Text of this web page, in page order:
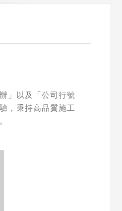
」以及「公司行號
，秉持高品質施工